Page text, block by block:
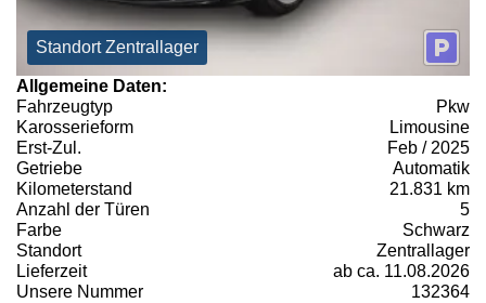
Standort Zentrallager
Allgemeine Daten:
Fahrzeugtyp
Pkw
Karosserieform
Limousine
Erst-Zul.
Feb / 2025
Getriebe
Automatik
Kilometerstand
21.831 km
Anzahl der Türen
5
Farbe
Schwarz
Standort
Zentrallager
Lieferzeit
ab ca. 11.08.2026
Unsere Nummer
132364